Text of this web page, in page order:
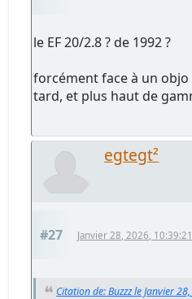
le EF 20/2.8 ? de 1992 ?
forcément face à un
tard, et plus haut de
egtegt²
#27 Janvier 28, 2026, 10:39:21
Citation de: Buzzz le Janvier